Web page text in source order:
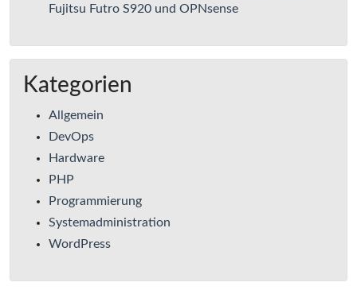
Fujitsu Futro S920 und OPNsense
Kategorien
Allgemein
DevOps
Hardware
PHP
Programmierung
Systemadministration
WordPress